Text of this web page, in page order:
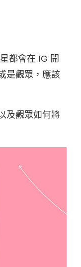
都會在 IG 開
是觀眾，應該
及觀眾如何將